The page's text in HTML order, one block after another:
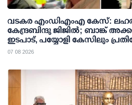
വടകര എംഡിഎംഎ കേസ്:
കേന്ദ്രബിന്ദു ജിജില്‍; ബാങ്ക്
ഇടപാട്, പയ്യോളി കേസിലും
07 08 2026